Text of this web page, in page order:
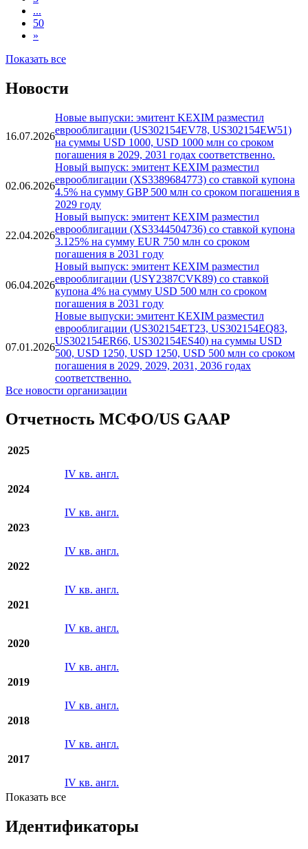
...
50
»
Показать все
Новости
16.07.2026
Новые выпуски: эмитент KEXIM разместил
еврооблигации (US302154EV78, US302154EW51)
на суммы USD 1000, USD 1000 млн со сроком
погашения в 2029, 2031 годах соответственно.
02.06.2026
Новый выпуск: эмитент KEXIM разместил
еврооблигации (XS3389684773) со ставкой купона
4.5% на сумму GBP 500 млн со сроком погашения в
2029 году
22.04.2026
Новый выпуск: эмитент KEXIM разместил
еврооблигации (XS3344504736) со ставкой купона
3.125% на сумму EUR 750 млн со сроком
погашения в 2031 году
06.04.2026
Новый выпуск: эмитент KEXIM разместил
еврооблигации (USY2387CVK89) со ставкой
купона 4% на сумму USD 500 млн со сроком
погашения в 2031 году
07.01.2026
Новые выпуски: эмитент KEXIM разместил
еврооблигации (US302154ET23, US302154EQ83,
US302154ER66, US302154ES40) на суммы USD
500, USD 1250, USD 1250, USD 500 млн со сроком
погашения в 2029, 2029, 2031, 2036 годах
соответственно.
Все новости организации
Отчетность МСФО/US GAAP
2025
IV кв. англ.
2024
IV кв. англ.
2023
IV кв. англ.
2022
IV кв. англ.
2021
IV кв. англ.
2020
IV кв. англ.
2019
IV кв. англ.
2018
IV кв. англ.
2017
IV кв. англ.
Показать все
Идентификаторы